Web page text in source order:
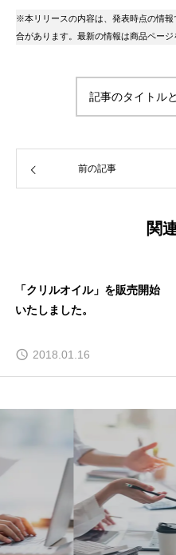
※本リリースの内容は、発表時点の情
合があります。最新の情報は商品ページ
記事のタイトル
前の記事
関
開始
「ベジカフェタイム
りトマトラテ オリゴ
り」販売開始いたしま
2021.06.11